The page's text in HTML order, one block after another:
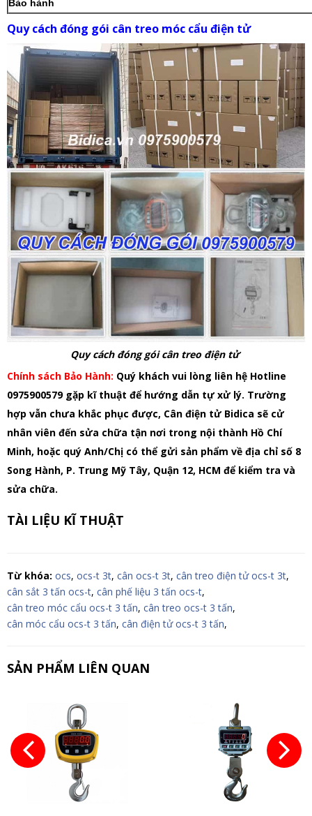
Bảo hành
Quy cách đóng gói cân treo móc cẩu điện tử
Quy cách đóng gói cân treo điện tử
Chính sách Bảo Hành: Quý khách vui lòng liên hệ Hotline
0975900579 gặp kĩ thuật để hướng dẫn tự xử lý. Trường
hợp vẫn chưa khắc phục được, Cân điện tử Bidica sẽ cử
nhân viên đến sửa chữa tận nơi trong nội thành Hồ Chí
Minh, hoặc quý Anh/Chị có thể gửi sản phẩm về địa chỉ số 8
Song Hành, P. Trung Mỹ Tây, Quận 12, HCM để kiểm tra và
sửa chữa.
TÀI LIỆU KĨ THUẬT
Từ khóa: ocs, ocs-t 3t, cân ocs-t 3t, cân treo điện tử ocs-t 3t,
cân sắt 3 tấn ocs-t, cân phế liệu 3 tấn ocs-t,
cân treo móc cẩu ocs-t 3 tấn, cân treo ocs-t 3 tấn,
cân móc cẩu ocs-t 3 tấn, cân điện tử ocs-t 3 tấn,
SẢN PHẨM LIÊN QUAN